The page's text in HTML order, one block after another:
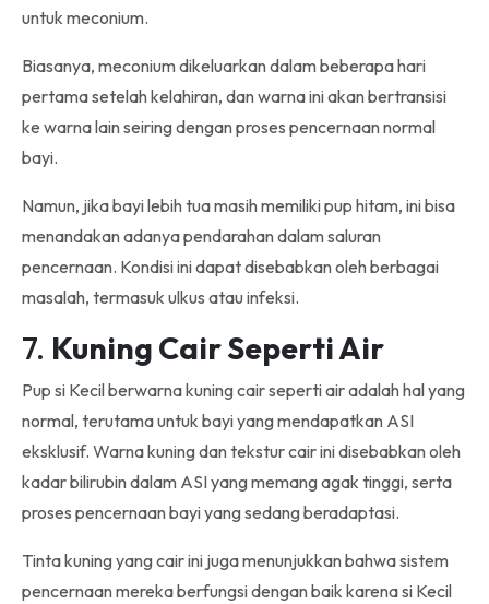
untuk meconium.
Biasanya, meconium dikeluarkan dalam beberapa hari
pertama setelah kelahiran, dan warna ini akan bertransisi
ke warna lain seiring dengan proses pencernaan normal
bayi.
Namun, jika bayi lebih tua masih memiliki pup hitam, ini bisa
menandakan adanya pendarahan dalam saluran
pencernaan. Kondisi ini dapat disebabkan oleh berbagai
masalah, termasuk ulkus atau infeksi.
7. Kuning Cair Seperti Air
Pup si Kecil berwarna kuning cair seperti air adalah hal yang
normal, terutama untuk bayi yang mendapatkan ASI
eksklusif. Warna kuning dan tekstur cair ini disebabkan oleh
kadar bilirubin dalam ASI yang memang agak tinggi, serta
proses pencernaan bayi yang sedang beradaptasi.
Tinta kuning yang cair ini juga menunjukkan bahwa sistem
pencernaan mereka berfungsi dengan baik karena si Kecil